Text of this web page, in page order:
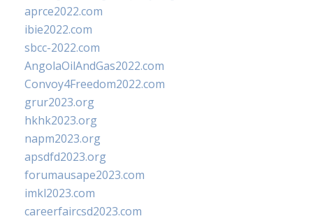
aprce2022.com
ibie2022.com
sbcc-2022.com
AngolaOilAndGas2022.com
Convoy4Freedom2022.com
grur2023.org
hkhk2023.org
napm2023.org
apsdfd2023.org
forumausape2023.com
imkl2023.com
careerfaircsd2023.com